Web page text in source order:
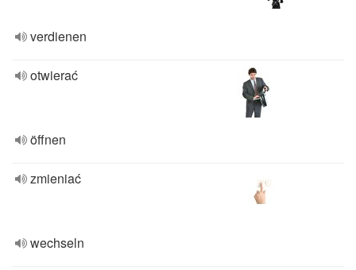
verdienen
otwierać
öffnen
zmieniać
wechseln